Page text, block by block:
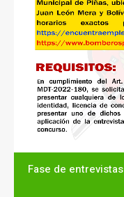
Fase de entrevistas